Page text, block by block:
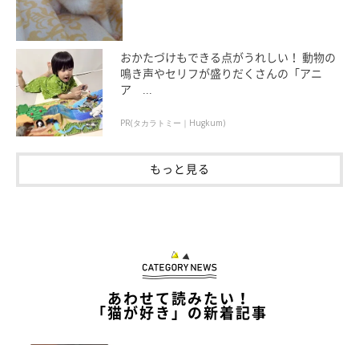
飼い主さんに話を聞くと、こういったケンカは恒例行事になって
いるようで「まーたやってる…。我が家ではあるあるの光景」だ
といいます。
そんなふたりの様子に、Twitterユーザーさんからは
んなダンボールが好きなんですね」「ふたりとも仲良くしておく
れ（泣）」「本人たちは必死なんでしょうが、可愛くてずっと見
「言葉が通じなくてもニャンコの行動で繋がれた気
がして嬉しかったですね」と話しています。
おかたづけもできる点がうれしい！ 動物の
鳴き声やセリフが盛りだくさんの「アニ
ア ...
PR(タカラトミー｜Hugkum)
もっと見る
あわせて読みたい！
「猫が好き」の新着記事